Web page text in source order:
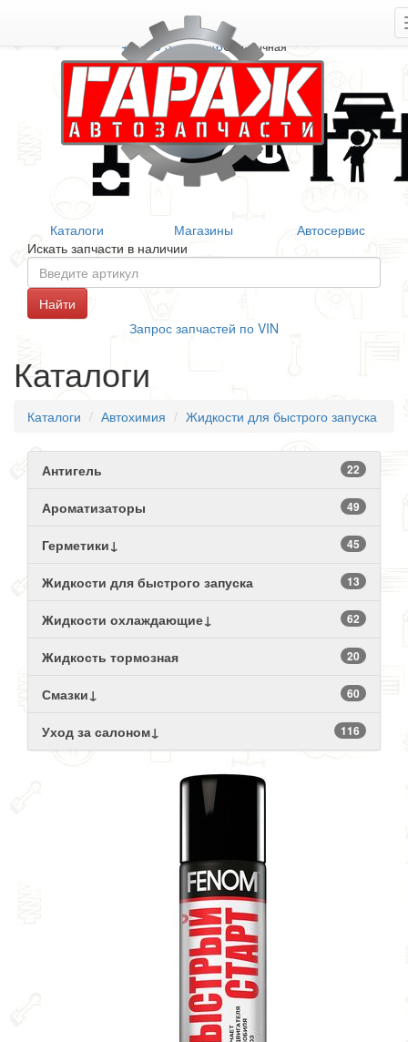
+7 906 377 46 46Справочная
Каталоги Магазины
Автосервис
Искать запчасти в наличии
Запрос запчастей по VIN
Каталоги
Каталоги Автохимия Жидкости для быстрого запуска
Антигель 22
Ароматизаторы 49
Герметики↓ 45
Жидкости для быстрого запуска 13
Жидкости охлаждающие↓ 62
Жидкость тормозная 20
Смазки↓ 60
Уход за салоном↓ 116